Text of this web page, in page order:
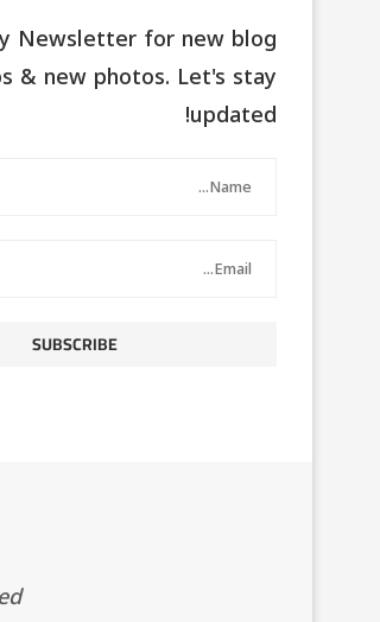
Newsletter for new blog
& new photos. Let's stay
updated!